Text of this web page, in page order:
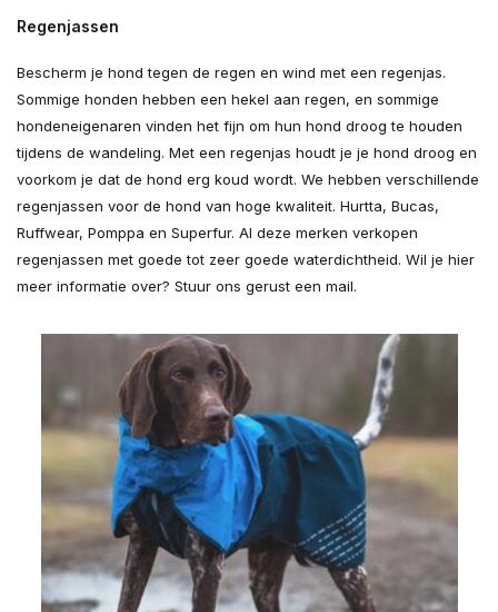
Regenjassen
Bescherm je hond tegen de regen en wind met een regenjas.
Sommige honden hebben een hekel aan regen, en sommige
hondeneigenaren vinden het fijn om hun hond droog te houden
tijdens de wandeling. Met een regenjas houdt je je hond droog en
voorkom je dat de hond erg koud wordt. We hebben verschillende
regenjassen voor de hond van hoge kwaliteit. Hurtta, Bucas,
Ruffwear, Pomppa en Superfur. Al deze merken verkopen
regenjassen met goede tot zeer goede waterdichtheid. Wil je hier
meer informatie over? Stuur ons gerust een mail.